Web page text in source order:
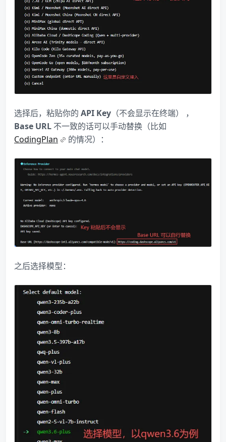
选择后，粘贴你的 API Key （不会显示在终端） ，
Base URL 不一致的话可以手动替换（比如
CodingPlan
的情况）：
之后选择模型：